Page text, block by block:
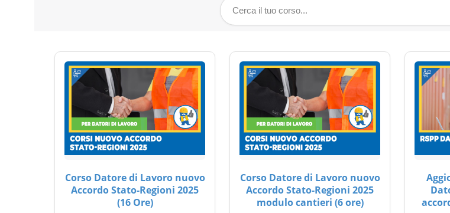
Corso Datore di Lavoro nuovo
Accordo Stato-Regioni 2025
(16 Ore)
Corso Datore di Lavoro nuovo
Accordo Stato-Regioni 2025
modulo cantieri (6 ore)